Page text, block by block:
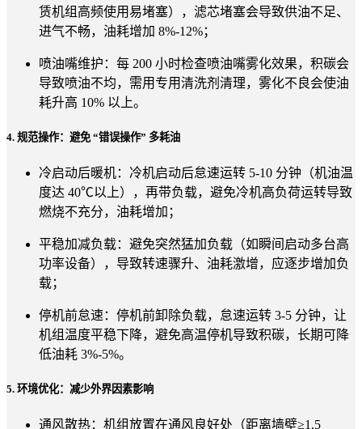
赁机组高频使用易堵塞），滤芯堵塞会导致供油不足、
进气不畅，油耗增加 8%-12%；
喷油嘴维护：每 200 小时检查喷油嘴雾化效果，积碳会
导致喷油不均，需用专用清洗剂清理，雾化不良会使油
耗升高 10% 以上。
4. 规范操作：避免 “错误操作” 多耗油
冷启动后暖机：冷机启动后怠速运转 5-10 分钟（机油温
度达 40℃以上），再带负载，避免冷机高负荷运转导致
燃烧不充分，油耗增加；
平稳加减负载：避免突然猛加负载（如瞬间启动多台高
功率设备），导致转速骤升、油耗激增，应逐步增加负
载；
停机前怠速：停机前卸除负载，怠速运转 3-5 分钟，让
机组温度平稳下降，避免高温停机导致积碳，长期可降
低油耗 3%-5%。
5. 环境优化：减少外界因素影响
通风散热：机组放置在通风良好处（距离墙壁≥1.5